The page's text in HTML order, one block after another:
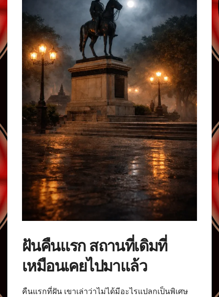
ฝันคืนแรก สถานที่เดิมที่
เหมือนเคยไปมาแล้ว
คืนแรกที่ฝัน เขาเล่าว่าไม่ได้มีอะไรแปลกเป็นพิเศษ